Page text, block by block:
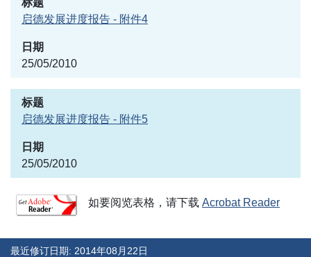
启德发展进度报告 - 附件4
25/05/2010
启德发展进度报告 - 附件5
25/05/2010
如要阅览表格，请下载 Acrobat Reader
最近修订日期: 2014年08月22日